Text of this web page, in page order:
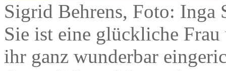
Sigrid Behrens, Foto: Inga
Sie ist eine glückliche
ihr ganz wunderbar